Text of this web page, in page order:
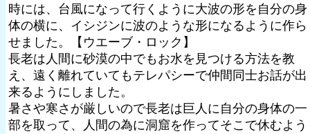
時には、台風になって行くように大波の形を自分の身
体の横に、イシジンに波のような形になるように作ら
せました。【ウエーブ・ロック】
長老は人間に砂漠の中でもお水を見つける方法を教
え、遠く離れていてもテレパシーで仲間同士お話が出
来るようにしました。
暑さや寒さが厳しいので長老は巨人に自分の身体の一
部を取って、人間の為に洞窟を作ってそこで休むよう